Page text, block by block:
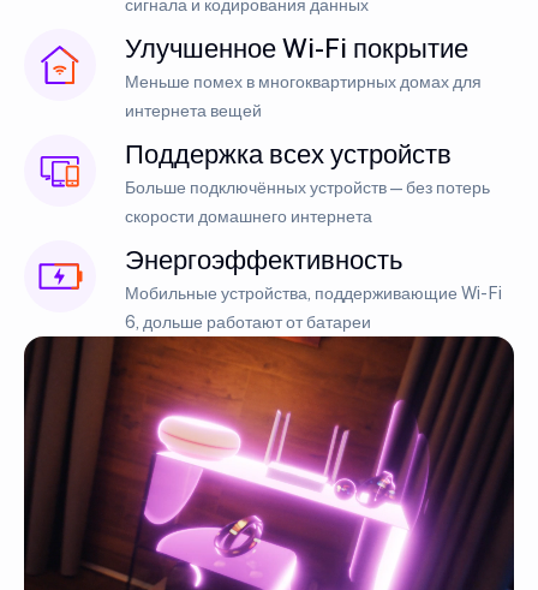
сигнала и кодирования данных
Улучшенное Wi-Fi покрытие
Меньше помех в многоквартирных домах для
интернета вещей
Поддержка всех устройств
Больше подключённых устройств — без потерь
скорости домашнего интернета
Энергоэффективность
Мобильные устройства, поддерживающие Wi-Fi
6, дольше работают от батареи